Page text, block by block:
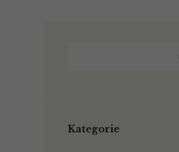
Kategorie